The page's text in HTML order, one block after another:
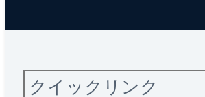
クイックリンク